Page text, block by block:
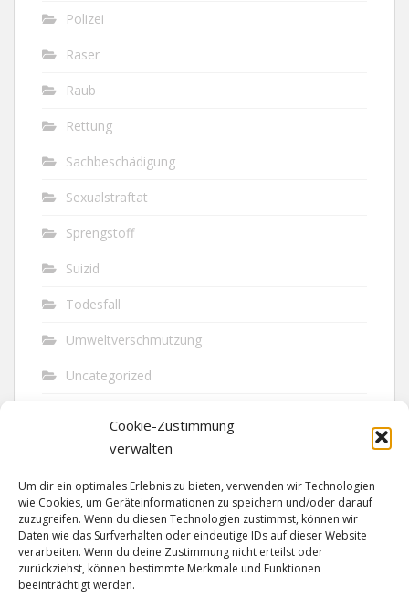
Cookie-Zustimmung
verwalten
Um dir ein optimales Erlebnis zu bieten, verwenden wir Technologien
wie Cookies, um Geräteinformationen zu speichern und/oder darauf
zuzugreifen. Wenn du diesen Technologien zustimmst, können wir
Daten wie das Surfverhalten oder eindeutige IDs auf dieser Website
verarbeiten. Wenn du deine Zustimmung nicht erteilst oder
zurückziehst, können bestimmte Merkmale und Funktionen
beeinträchtigt werden.
Polizei
Raser
Raub
Rettung
Sachbeschädigung
Sexualstraftat
Sprengstoff
Suizid
Todesfall
Umweltverschmutzung
Uncategorized
Vandalismus
Verkehr
Verkehrsunfall
Vermisst
Waffen